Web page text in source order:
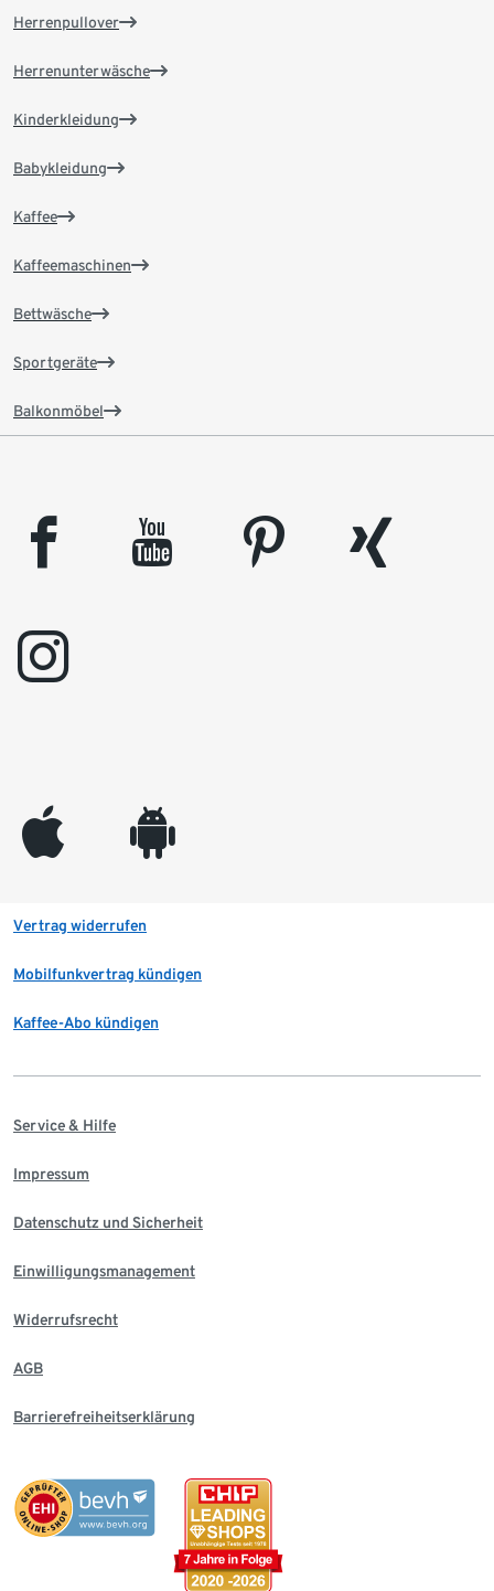
Herrenpullover
Herrenunterwäsche
Kinderkleidung
Babykleidung
Kaffee
Kaffeemaschinen
Bettwäsche
Sportgeräte
Balkonmöbel
facebook youtube pinterest
xing
instagram
appleinc android
Vertrag widerrufen
Mobilfunkvertrag kündigen
Kaffee-Abo kündigen
Service & Hilfe
Impressum
Datenschutz und Sicherheit
Einwilligungsmanagement
Widerrufsrecht
AGB
Barrierefreiheitserklärung